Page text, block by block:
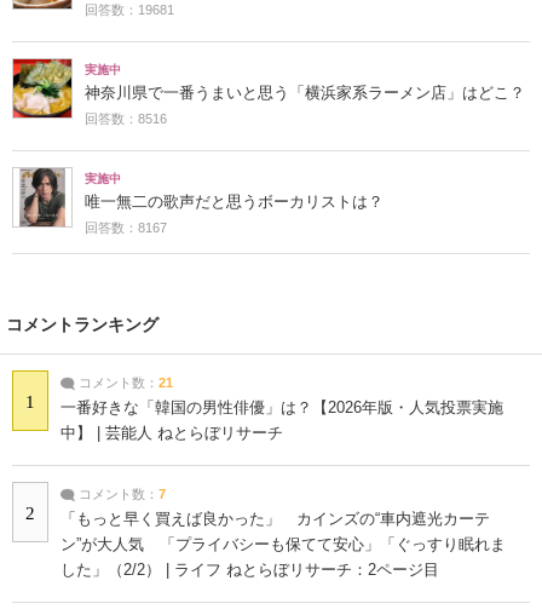
回答数：19681
実施中
神奈川県で一番うまいと思う「横浜家系ラーメン店」はどこ？
回答数：8516
実施中
唯一無二の歌声だと思うボーカリストは？
回答数：8167
コメントランキング
1
コメント数： 21
一番好きな「韓国の男性俳優」は？【2026年版・人気投票実施
中】 | 芸能人 ねとらぼリサーチ
2
コメント数： 7
「もっと早く買えば良かった」 カインズの“車内遮光カーテ
ン”が大人気 「プライバシーも保てて安心」「ぐっすり眠れま
した」（2/2） | ライフ ねとらぼリサーチ：2ページ目